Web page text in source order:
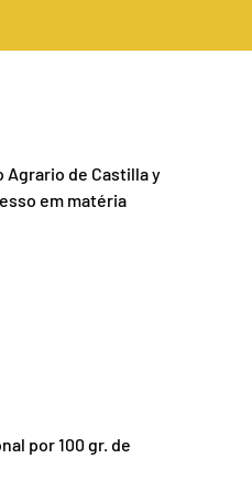
de Castilla y
em matéria
por 100 gr. de